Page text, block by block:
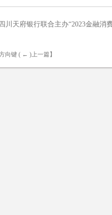
天府银行联合主办“2023金融消
方向键 ( ← )上一篇】